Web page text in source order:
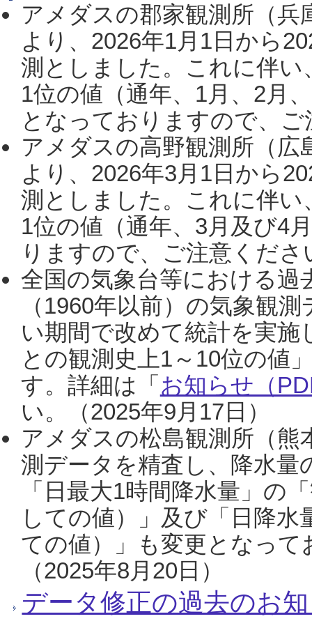
アメダスの郡家観測所（
より、2026年1月1日から
測としました。これに伴い
1位の値（通年、1月、2月
となっておりますので、
アメダスの高野観測所（
より、2026年3月1日から
測としました。これに伴い
1位の値（通年、3月及び4
りますので、ご注意くだ
全国の気象台等における過
（1960年以前）の気象観
い期間で改めて統計を実
との観測史上1～10位の値
す。詳細は「 お知らせ（
い。（2025年9月17日）
アメダスの松島観測所（熊
測データを精査し、降水
「日最大1時間降水量」の
しての値）」及び「日降
ての値）」も変更となっ
（2025年8月20日）
データ修正の過去のお